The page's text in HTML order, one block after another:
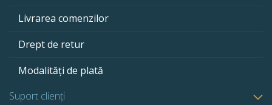
Livrarea comenzilor
Drept de retur
Modalități de plată
Suport clienți